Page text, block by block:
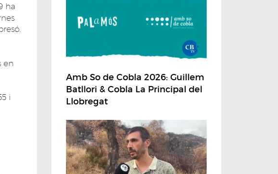
ha
en
i
Amb So de Cobla 2026: Guillem
Batllori & Cobla La Principal del
Llobregat